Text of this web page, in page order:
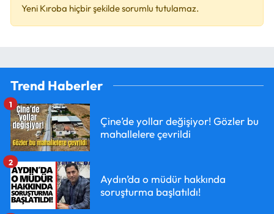
Yeni Kıroba hiçbir şekilde sorumlu tutulamaz.
Trend Haberler
Çine’de yollar değişiyor! Gözler bu
mahallelere çevrildi
1
Aydın’da o müdür hakkında
soruşturma başlatıldı!
2